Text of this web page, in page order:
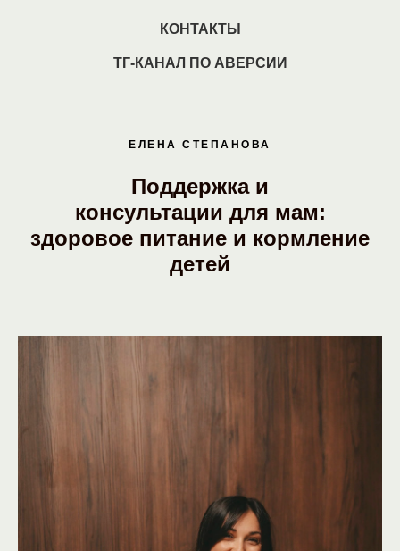
КОНТАКТЫ
ТГ-КАНАЛ ПО АВЕРСИИ
ЕЛЕНА СТЕПАНОВА
Поддержка и
консультации для мам:
здоровое питание и кормление
детей